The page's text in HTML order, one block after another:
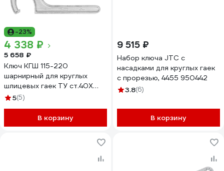
-23%
4 338 ₽
5 658 ₽
Ключ КГШ 115-220
шарнирный для круглых
шлицевых гаек ТУ ст.40Х
оцинкованный КЗСМИ
5(5)
В корзину
9 515 ₽
Набор ключа JTC с
насадками для круглых гаек
с прорезью, 4455 950442
3.8(6)
В корзину